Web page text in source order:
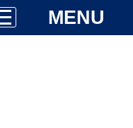
MENU